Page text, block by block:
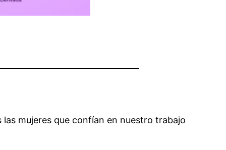
mujeres que confían en nuestro trabajo